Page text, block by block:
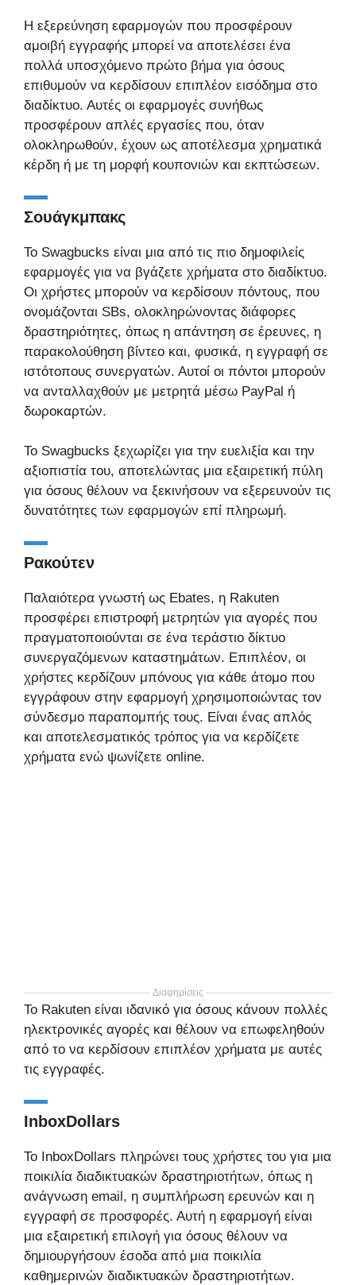
Η εξερεύνηση εφαρμογών που προσφέρουν
αμοιβή εγγραφής μπορεί να αποτελέσει ένα
πολλά υποσχόμενο πρώτο βήμα για όσους
επιθυμούν να κερδίσουν επιπλέον εισόδημα στο
διαδίκτυο. Αυτές οι εφαρμογές συνήθως
προσφέρουν απλές εργασίες που, όταν
ολοκληρωθούν, έχουν ως αποτέλεσμα χρηματικά
κέρδη ή με τη μορφή κουπονιών και εκπτώσεων.
Σουάγκμπακς
Το Swagbucks είναι μια από τις πιο δημοφιλείς
εφαρμογές για να βγάζετε χρήματα στο διαδίκτυο.
Οι χρήστες μπορούν να κερδίσουν πόντους, που
ονομάζονται SBs, ολοκληρώνοντας διάφορες
δραστηριότητες, όπως η απάντηση σε έρευνες, η
παρακολούθηση βίντεο και, φυσικά, η εγγραφή σε
ιστότοπους συνεργατών. Αυτοί οι πόντοι μπορούν
να ανταλλαχθούν με μετρητά μέσω PayPal ή
δωροκαρτών.
Το Swagbucks ξεχωρίζει για την ευελιξία και την
αξιοπιστία του, αποτελώντας μια εξαιρετική πύλη
για όσους θέλουν να ξεκινήσουν να εξερευνούν τις
δυνατότητες των εφαρμογών επί πληρωμή.
Ρακούτεν
Παλαιότερα γνωστή ως Ebates, η Rakuten
προσφέρει επιστροφή μετρητών για αγορές που
πραγματοποιούνται σε ένα τεράστιο δίκτυο
συνεργαζόμενων καταστημάτων. Επιπλέον, οι
χρήστες κερδίζουν μπόνους για κάθε άτομο που
εγγράφουν στην εφαρμογή χρησιμοποιώντας τον
σύνδεσμο παραπομπής τους. Είναι ένας απλός
και αποτελεσματικός τρόπος για να κερδίζετε
χρήματα ενώ ψωνίζετε online.
Διαφημίσεις
Το Rakuten είναι ιδανικό για όσους κάνουν πολλές
ηλεκτρονικές αγορές και θέλουν να επωφεληθούν
από το να κερδίσουν επιπλέον χρήματα με αυτές
τις εγγραφές.
InboxDollars
Το InboxDollars πληρώνει τους χρήστες του για μια
ποικιλία διαδικτυακών δραστηριοτήτων, όπως η
ανάγνωση email, η συμπλήρωση ερευνών και η
εγγραφή σε προσφορές. Αυτή η εφαρμογή είναι
μια εξαιρετική επιλογή για όσους θέλουν να
δημιουργήσουν έσοδα από μια ποικιλία
καθημερινών διαδικτυακών δραστηριοτήτων.